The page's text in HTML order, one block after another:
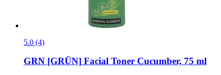
5.0 (4)
GRN [GRÜN] Facial Toner Cucumber, 75 ml